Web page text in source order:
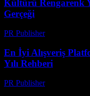
Kültürü Rengarenk
Gerçeği
PR Publisher-
En İyi Alışveriş
Yılı Rehberi
PR Publisher-